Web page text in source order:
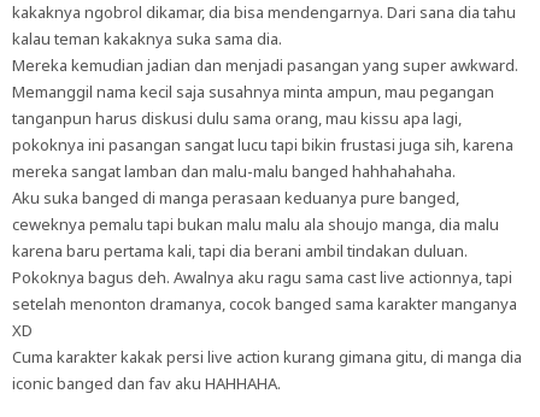
kakaknya ngobrol dikamar, dia bisa mendengarnya. Dari sana dia tahu
kalau teman kakaknya suka sama dia.
Mereka kemudian jadian dan menjadi pasangan yang super awkward.
Memanggil nama kecil saja susahnya minta ampun, mau pegangan
tanganpun harus diskusi dulu sama orang, mau kissu apa lagi,
pokoknya ini pasangan sangat lucu tapi bikin frustasi juga sih, karena
mereka sangat lamban dan malu-malu banged hahhahahaha.
Aku suka banged di manga perasaan keduanya pure banged,
ceweknya pemalu tapi bukan malu malu ala shoujo manga, dia malu
karena baru pertama kali, tapi dia berani ambil tindakan duluan.
Pokoknya bagus deh. Awalnya aku ragu sama cast live actionnya, tapi
setelah menonton dramanya, cocok banged sama karakter manganya
XD
Cuma karakter kakak persi live action kurang gimana gitu, di manga dia
iconic banged dan fav aku HAHHAHA.